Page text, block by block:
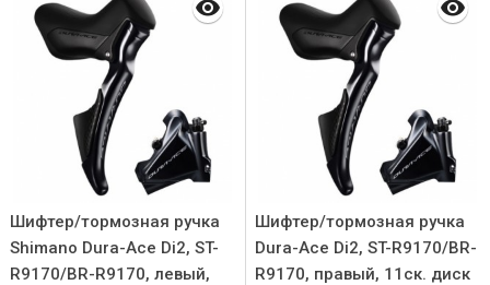
Шифтер/тормозная ручка
Shimano Dura-Ace Di2, ST-
R9170/BR-R9170, левый,
Шифтер/тормозная ручка
Dura-Ace Di2, ST-R9170/BR-
R9170, правый, 11ск. диск